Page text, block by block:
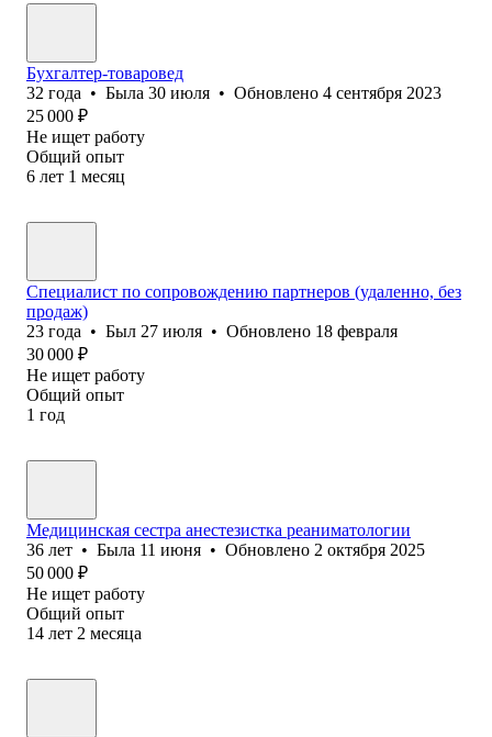
Бухгалтер-товаровед
32 года • Была 30 июля • Обновлено 4 сентября 2023
25 000 ₽
Не ищет работу
Общий опыт
6 лет 1 месяц
Специалист по сопровождению партнеров (удаленно, без
продаж)
23 года • Был 27 июля • Обновлено 18 февраля
30 000 ₽
Не ищет работу
Общий опыт
1 год
Медицинская сестра анестезистка реаниматологии
36 лет • Была 11 июня • Обновлено 2 октября 2025
50 000 ₽
Не ищет работу
Общий опыт
14 лет 2 месяца